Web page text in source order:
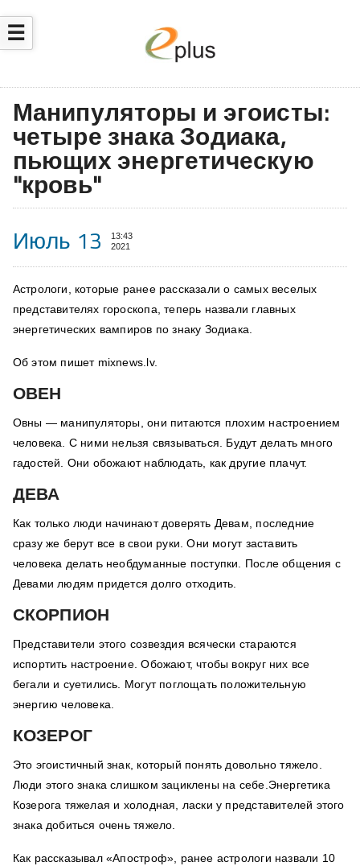
☰
​Манипуляторы и эгоисты:
четыре знака Зодиака,
пьющих энергетическую
"кровь"
Июль 13
13:43
2021
Астрологи, которые ранее рассказалио самых веселых
представителях гороскопа, теперь назвали главных
энергетических вампиров по знаку Зодиака.
Об этом пишет mixnews.lv.
ОВЕН
Овны — манипуляторы, они питаются плохим настроением
человека. С ними нельзя связываться. Будут делать много
гадостей. Они обожают наблюдать, как другие плачут.
ДЕВА
Как только люди начинают доверять Девам, последние
сразу же берут все в свои руки. Они могут заставить
человека делать необдуманные поступки. После общения с
Девами людям придется долго отходить.
СКОРПИОН
Представители этого созвездия всячески стараются
испортить настроение. Обожают, чтобы вокруг них все
бегали и суетились. Могут поглощать положительную
энергию человека.
КОЗЕРОГ
Это эгоистичный знак, который понять довольно тяжело.
Люди этого знака слишком зациклены на себе.Энергетика
Козерога тяжелая и холодная, ласки у представителей этого
знака добиться очень тяжело.
Как рассказывал «Апостроф», ранее астрологи назвали 10